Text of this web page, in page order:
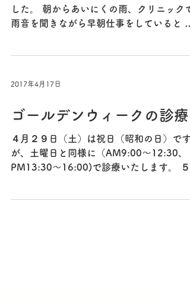
した。 朝からあいにくの雨、クリニックで
雨音を聞きながら早朝仕事をしていると ス
見るとすでにドアの前で診療開始を待っ...
2017年4月17日
ゴールデンウィークの診療
４月２９日（土）は祝日（昭和の日）です
が、土曜日と同様に（AM9:00〜12:30、
PM13:30〜16:00)で診療いたします。 ５